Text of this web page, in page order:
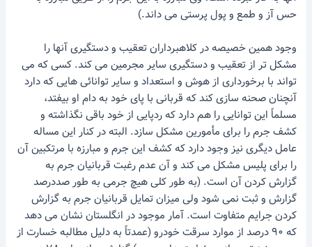
حس آز و طمع و پول پرستی می داند.)
وجود همین خصیصه در کلاهبرداران تعقیب و دستگیری آنها را
مشکل تر از تعقیب و دستگیری سایر مجرمین می کند. کسی که می
تواند با برخورداری از هوش و استعداد و سایر توانائی هایی که دارد
آنچنان صحنه سازی کند که قربانی با پای خود به دام او بیفتد،
مسلماً این توانایی را هم دارد که ردپایی از خود باقی نگذاشته و
کشف جرم را برای مأمورین مشکل سازد. البته در کنار این مساله
عامل دیگری نیز وجود دارد که کشف این جرم و مبارزه با مرتکبین آن
را برای پلیس مشکل می کند و آن عدم رغبت قربانیان جرم به
گزارش کردن آن است. (به طور کلی هیچ جرمی به طور صددرصد
گزارش و ثبت نمی شود ولی میزان تمایل قربانیان جرم به گزارش
کردن جرایم متفاوت است. آمار موجود در انگلستان نشان می دهد
که ۹۰ درصد از موارد سرقت خودرو (عمدتاً به دلیل مطالبه خسارت از